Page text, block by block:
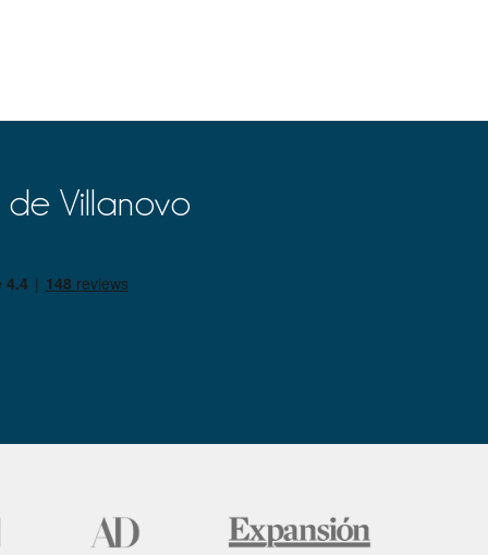
de Villanovo